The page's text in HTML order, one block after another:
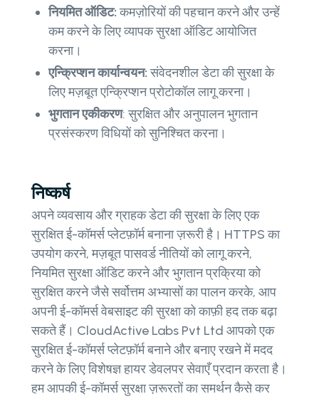
नियमित ऑडिट:कमज़ोरियों की पहचान करने और उन्हें
कम करने के लिए व्यापक सुरक्षा ऑडिट आयोजित
करना।
एन्क्रिप्शन कार्यान्वयन:संवेदनशील डेटा की सुरक्षा के
लिए मज़बूत एन्क्रिप्शन प्रोटोकॉल लागू करना।
भुगतान एकीकरण: सुरक्षित और अनुपालन भुगतान
प्रसंस्करण विधियों को सुनिश्चित करना।
निष्कर्ष
अपने व्यवसाय और ग्राहक डेटा की सुरक्षा के लिए एक
सुरक्षित ई-कॉमर्स प्लेटफ़ॉर्म बनाना ज़रूरी है। HTTPS का
उपयोग करने, मज़बूत पासवर्ड नीतियों को लागू करने,
नियमित सुरक्षा ऑडिट करने और भुगतान प्रक्रिया को
सुरक्षित करने जैसे सर्वोत्तम अभ्यासों का पालन करके, आप
अपनी ई-कॉमर्स वेबसाइट की सुरक्षा को काफ़ी हद तक बढ़ा
सकते हैं। CloudActive Labs Pvt Ltd आपको एक
सुरक्षित ई-कॉमर्स प्लेटफ़ॉर्म बनाने और बनाए रखने में मदद
करने के लिए विशेषज्ञ हायर डेवलपर सेवाएँ प्रदान करता है।
हम आपकी ई-कॉमर्स सुरक्षा ज़रूरतों का समर्थन कैसे कर